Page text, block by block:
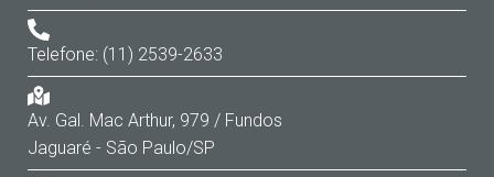
Telefone: (11) 2539-2633
Av. Gal. Mac Arthur, 979 / Fundos
Jaguaré - São Paulo/SP